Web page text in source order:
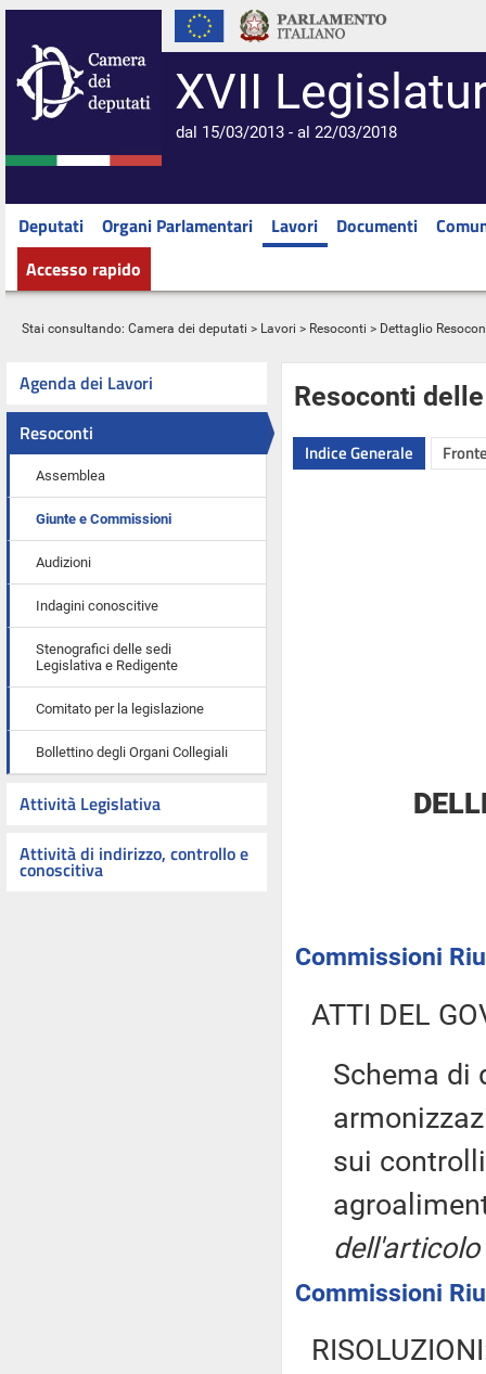
XVII
dal 15/03/2013 - al 22/03/2018
Deputati Organi Parlamentari Lavori Documenti
Accesso rapido
Stai consultando: Camera dei deputati > Lavori > Resoconti > Dettaglio
Agenda dei Lavori
Resoconti
Assemblea
Giunte e Commissioni
Audizioni
Indagini conoscitive
Stenografici delle sedi
Legislativa e Redigente
Comitato per la legislazione
Bollettino degli Organi Collegiali
Attività Legislativa
Attività di indirizzo, controllo e
conoscitiva
Resoconti
Indice Generale
Commissioni
ATTI DEL
Schema di
sui
Commissioni